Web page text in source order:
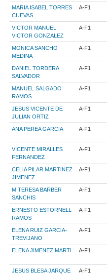
MARIA ISABEL TORRES
CUEVAS
A-F1
VICTOR MANUEL
VICTOR GONZALEZ
A-F1
MONICA SANCHO
MEDINA
A-F1
DANIEL TORDERA
SALVADOR
A-F1
MANUEL SALGADO
RAMOS
A-F1
JESUS VICENTE DE
JULIAN ORTIZ
A-F1
ANA PEREA GARCIA A-F1
VICENTE MIRALLES
FERNANDEZ
A-F1
CELIA PILAR MARTINEZ
JIMENEZ
A-F1
M TERESA BARBER
SANCHIS
A-F1
ERNESTO ESTORNELL
RAMOS
A-F1
ELENA RUIZ GARCIA-
TREVIJANO
A-F1
ELENA JIMENEZ MARTI A-F1
JESUS BLESA JARQUE A-F1